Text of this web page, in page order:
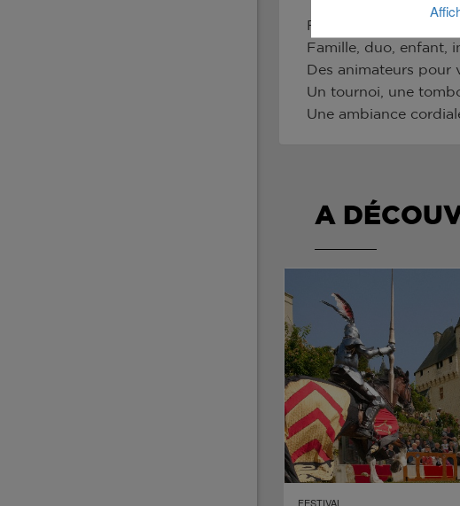
Festival des jeux
Famille, duo, enfant,
Des animateurs pour
Un tournoi, une
Une ambiance
A
FESTIVAL